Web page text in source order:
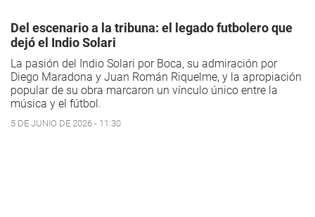
Del escenario a la tribuna: el legado futbolero que
dejó el Indio Solari
La pasión del Indio Solari por Boca, su admiración por
Diego Maradona y Juan Román Riquelme, y la apropiación
popular de su obra marcaron un vínculo único entre la
música y el fútbol.
5 DE JUNIO DE 2026 - 11:30